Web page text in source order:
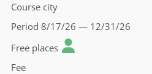
Course city
Period 8/17/26 — 12/31/26
Free places
Fee